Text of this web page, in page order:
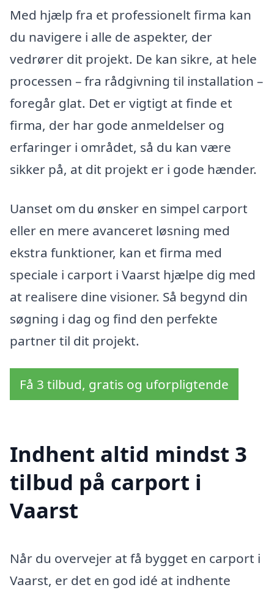
Med hjælp fra et professionelt firma kan
du navigere i alle de aspekter, der
vedrører dit projekt. De kan sikre, at hele
processen – fra rådgivning til installation –
foregår glat. Det er vigtigt at finde et
firma, der har gode anmeldelser og
erfaringer i området, så du kan være
sikker på, at dit projekt er i gode hænder.
Uanset om du ønsker en simpel carport
eller en mere avanceret løsning med
ekstra funktioner, kan et firma med
speciale i carport i Vaarst hjælpe dig med
at realisere dine visioner. Så begynd din
søgning i dag og find den perfekte
partner til dit projekt.
Få 3 tilbud, gratis og uforpligtende
Indhent altid mindst 3
tilbud på carport i
Vaarst
Når du overvejer at få bygget en carport i
Vaarst, er det en god idé at indhente